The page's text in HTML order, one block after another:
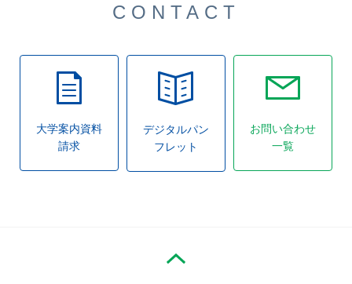
CONTACT
大学案内資料
請求
デジタルパン
フレット
お問い合わせ
一覧